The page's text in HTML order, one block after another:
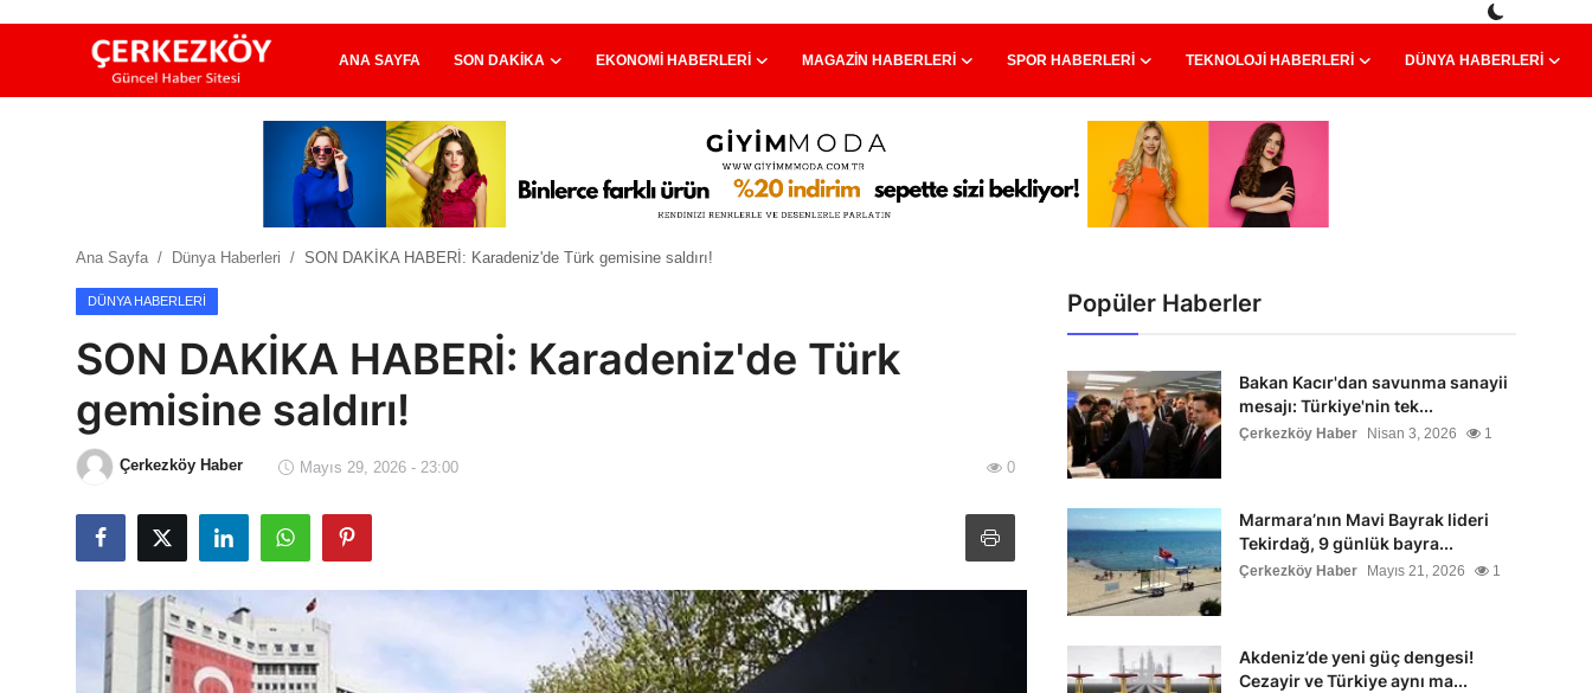
ANA SAYFA SON DAKIKA EKONOMI HABERLERI MAGAZIN HABERLERI SPOR HABERLERI TEKNOLOJI HABERLERI DÜNYA HABERLERI
Ekonomi Haberleri
Teknoloji Haberleri
Çerkezköy
Ana Sayfa Dünya Haberleri SON DAKİKA HABERİ: Karadeniz'de Türk gemisine saldırı!
DÜNYA HABERLERI
SON DAKİKA HABERİ: Karadeniz'de Türk
gemisine saldırı!
Çerkezköy Haber Mayıs 29, 2026 - 23:00 0
Popüler Haberler
Bakan Kacır'dan savunma sanayii
mesajı: Türkiye'nin tek...
Çerkezköy Haber Nisan 3, 2026 1
Marmara’nın Mavi Bayrak lideri
Tekirdağ, 9 günlük bayra...
Çerkezköy Haber Mayıs 21, 2026 1
Akdeniz’de yeni güç dengesi!
Cezayir ve Türkiye aynı ma...